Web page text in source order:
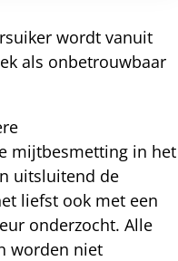
wordt vanuit
als onbetrouwbaar
mijtbesmetting in het
uitsluitend de
liefst ook met een
onderzocht. Alle
worden niet